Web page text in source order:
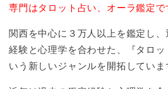
専門はタロット占い、オーラ鑑定で
関西を中心に３万人以上を鑑定し
経験と心理学を合わせた、『タロッ
いう新しいジャンルを開拓していま